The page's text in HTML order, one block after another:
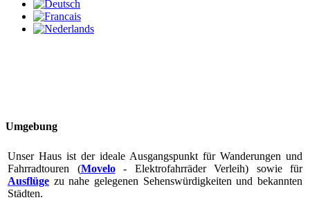
Umgebung
Unser Haus ist der ideale Ausgangspunkt für Wanderungen und
Fahrradtouren (Movelo
- Elektrofahrräder Verleih) sowie für
Ausflüge zu nahe gelegenen Sehenswürdigkeiten und bekannten
Städten.